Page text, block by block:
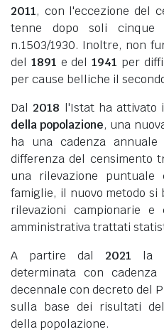
2011, con l'eccezione del
tenne dopo soli
n.1503/1930. Inoltre, non
del 1891 e del1941 per
per cause belliche il
Dal 2018 l'Istat ha attivato
della popolazione, una
ha una cadenza
differenza del censimento
una rilevazione
famiglie, il nuovo metodo si
rilevazioni campionarie
amministrativa trattati
A partire dal 2021 la
determinata con
decennale con decreto del
sulla base dei risultati
della popolazione.